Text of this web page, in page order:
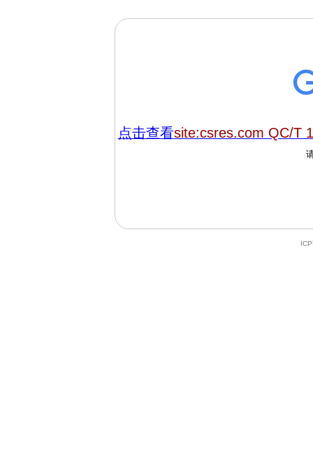
点击查看site:csres.com QC/T